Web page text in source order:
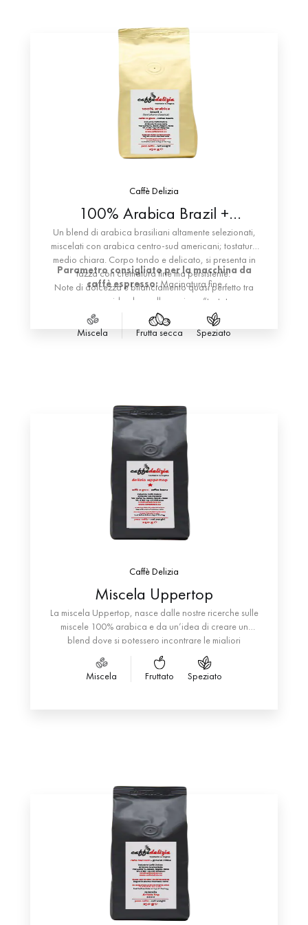
CAFFÈ DELIZIA
Caffè Delizia
100% Arabica Brazil +
“tostatura classica”
Un blend di arabica brasiliani altamente selezionati,
miscelati con arabica centro-sud americani; tostatura
medio chiara. Corpo tondo e delicato, si presenta in
tazza con crematura fine ma persistente.
Note di dolcezza e bilanciamento quasi perfetto tra
amaro e acido che, nella versione “tostatura
classica”, vede una lieve sensazione gustativa amara.
Il suo aroma riporta accenni di malto, cereali, cacao e
Parametro consigliato per la macchina da
caffè espresso:Macinatura fine
Miscela Frutta secca Speziato
Caffè Delizia
Miscela Uppertop
La miscela Uppertop, nasce dalle nostre ricerche sulle
miscele 100% arabica e da un’idea di creare un
blend dove si potessero incontrare le migliori
caratteristiche dei tipi arabica con le migliori
caratteristiche dei tipi robusta di altissima qualità, una
sorta di rivisitazione della torrefazione tradizionale
che presenta inoltre forti sentori floreali e leggere note
di cereali, pan tostato e caramello.
Miscela Fruttato Speziato